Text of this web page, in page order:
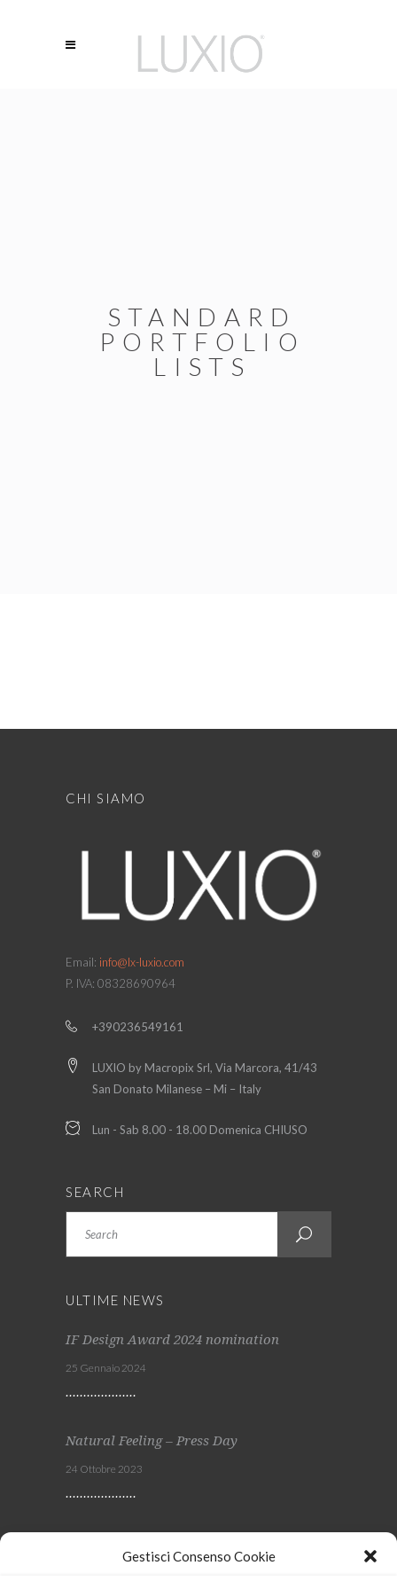
Gestisci Consenso Cookie
STANDARD
PORTFOLIO
LISTS
CHI SIAMO
Email: info@lx-luxio.com
P. IVA: 08328690964
+390236549161
LUXIO by Macropix Srl, Via Marcora, 41/43
San Donato Milanese – Mi – Italy
Lun - Sab 8.00 - 18.00 Domenica CHIUSO
SEARCH
ULTIME NEWS
IF Design Award 2024 nomination
25 Gennaio 2024
Natural Feeling – Press Day
24 Ottobre 2023